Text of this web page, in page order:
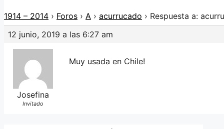
1914 – 2014 › Foros › A › acurrucado › Respuesta a:
12 junio, 2019 a las 6:27 am
Josefina
Invitado
Muy usada en Chile!